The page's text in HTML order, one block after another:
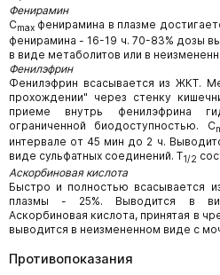
Фенирамин
Cmax фенирамина в плазме
фенирамина - 16-19 ч. 70-83% дозы
в виде метаболитов или в
Фенилэфрин
Фенилэфрин всасывается из ЖКТ.
прохождении" через стенку
приеме внутрь фенилэфрина
ограниченной биодоступностью. C
интервале от 45 мин до 2 ч.
виде сульфатных соединений. T1/2
Аскорбиновая кислота
Быстро и полностью всасывается
плазмы - 25%. Выводится в
Аскорбиновая кислота, принятая в
выводится в неизмененном виде с
Противопоказания